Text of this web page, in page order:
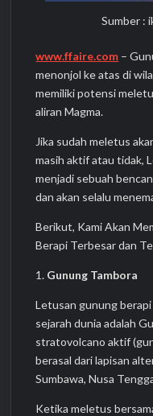
Sumber :
www.ffaire.com –
menonjol ke atas di
memiliki potensi
aliran Magma.
Jika sudah meletus
masih aktif atau tidak,
menjadi sebuah
dan akan selalu
Berikut, Kami Akan
Berapi Terbesar dan
1. Gunung Tambora
Letusan gunung
sejarah dunia adalah
stratovolcano aktif
berasal dari lapisan
Sumbawa, Nusa
Ketika meletus